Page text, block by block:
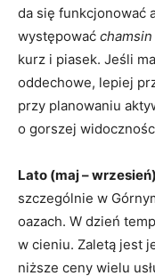
da się funkcjonować
występować chamsin
kurz i piasek. Jeśli
oddechowe, lepiej
przy planowaniu
o gorszej
Lato (maj – wrzesień)
szczególnie w
oazach. W dzień
w cieniu. Zaletą jest
niższe ceny wielu